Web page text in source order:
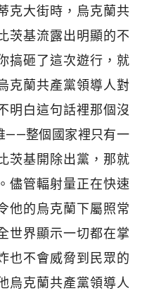
克大街時，烏克蘭共
茨基流露出明顯的不
搞砸了這次遊行，就
克蘭共產黨領導人對
明白這句話裡那個沒
——整個國家裡只有一
茨基開除出黨，那就
儘管輻射量正在快速
他的烏克蘭下屬照常
世界顯示一切都在掌
也不會威脅到民眾的
烏克蘭共產黨領導人